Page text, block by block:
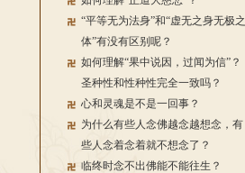
“平等无为法身”和“虚无之身无极之
体”有没有区别呢？
如何理解“果中说因，过闻为信”？
圣种性和性种性完全一致吗？
心和灵魂是不是一回事？
为什么有些人念佛越念越想念，有
些人念着念着就不想念了？
临终时念不出佛能不能往生？